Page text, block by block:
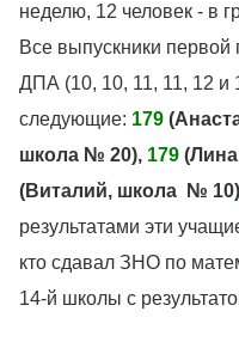
неделю, 12 человек - в
Все выпускники первой
ДПА (10, 10, 11, 11, 12 и
следующие: 179
школа № 20), 179
(Виталий, школа № 10)
результатами эти
кто сдавал ЗНО по
14-й школы с